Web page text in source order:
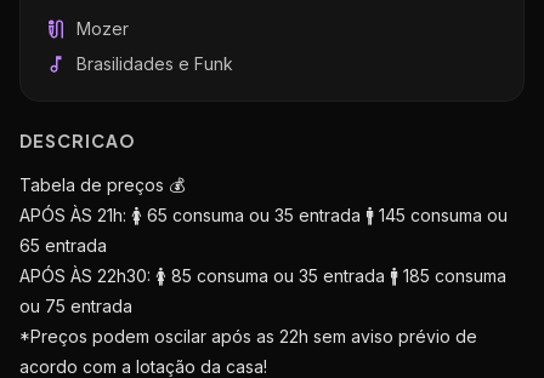
Mozer
Brasilidades e Funk
DESCRICAO
Tabela de preços 💰
APÓS ÀS 21h: 🚺 65 consuma ou 35 entrada 🚹 145 consuma ou
65 entrada
APÓS ÀS 22h30: 🚺 85 consuma ou 35 entrada 🚹 185 consuma
ou 75 entrada
*Preços podem oscilar após as 22h sem aviso prévio de
acordo com a lotação da casa!